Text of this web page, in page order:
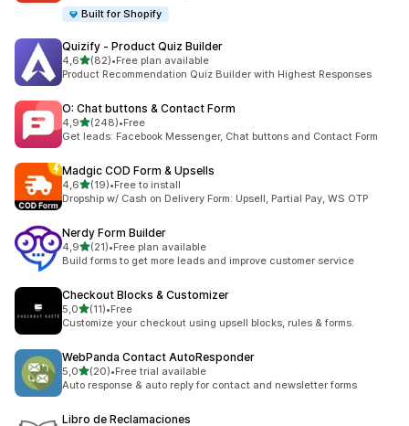
Built for Shopify
Quizify ‑ Product Quiz Builder
4,6z 5 hvězd
(82)
Celkový počet recenzí: 82
•Free plan available
Product Recommendation Quiz Builder with Highest Responses
O: Chat buttons & Contact Form
4,9z 5 hvězd
(248)
Celkový počet recenzí: 248
•Free
Get leads: Facebook Messenger, Chat buttons and Contact Form
Madgic COD Form & Upsells
4,6z 5 hvězd
(19)
Celkový počet recenzí: 19
•Free to install
Dropship w/ Cash on Delivery Form: Upsell, Partial Pay, WS OTP
Nerdy Form Builder
4,9z 5 hvězd
(21)
Celkový počet recenzí: 21
•Free plan available
Build forms to get more leads and improve customer service
Checkout Blocks & Customizer
5,0z 5 hvězd
(11)
Celkový počet recenzí: 11
•Free
Customize your checkout using upsell blocks, rules & forms.
WebPanda Contact AutoResponder
5,0z 5 hvězd
(20)
Celkový počet recenzí: 20
•Free trial available
Auto response & auto reply for contact and newsletter forms
Libro de Reclamaciones